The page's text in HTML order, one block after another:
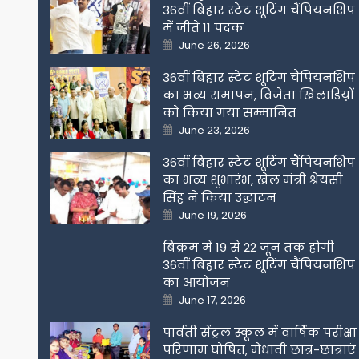
36वीं बिहार स्टेट शूटिंग चैंपियनशिप
में जीते 11 पदक
Posted
on
June 26, 2026
36वीं बिहार स्टेट शूटिंग चैंपियनशिप
का भव्य समापन, विजेता खिलाडिय़ों
को किया गया सम्मानित
Posted
on
June 23, 2026
36वीं बिहार स्टेट शूटिंग चैंपियनशिप
का भव्य शुभारंभ, खेल मंत्री श्रेयसी
सिंह ने किया उद्घाटन
Posted
on
June 19, 2026
बिक्रम में 19 से 22 जून तक होगी
36वीं बिहार स्टेट शूटिंग चैंपियनशिप
का आयोजन
Posted
on
June 17, 2026
पार्वती सेंट्रल स्कूल में वार्षिक परीक्षा
परिणाम घोषित, मेधावी छात्र-छात्राएं